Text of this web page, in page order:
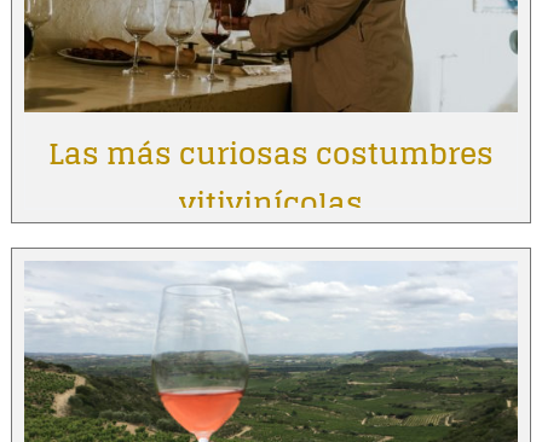
Las más curiosas costumbres
vitivinícolas